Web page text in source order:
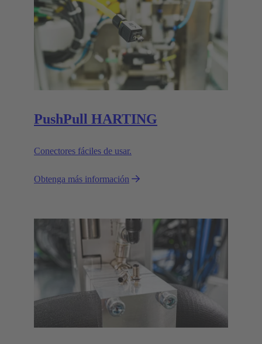
PushPull HARTING
Conectores fáciles de usar.
Obtenga más información